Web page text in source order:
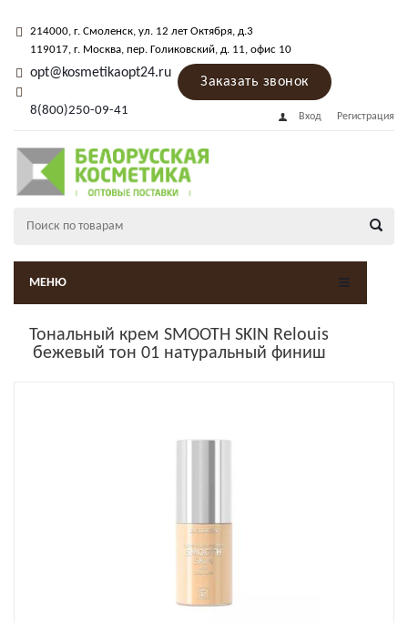
214000, г. Смоленск, ул. 12 лет Октября, д.3
119017, г. Москва, пер. Голиковский, д. 11, офис 10
opt@kosmetikaopt24.ru
8(800)250-09-41
Заказать звонок
Вход Регистрация
МЕНЮ
Тональный крем SMOOTH SKIN Relouis
бежевый тон 01 натуральный финиш